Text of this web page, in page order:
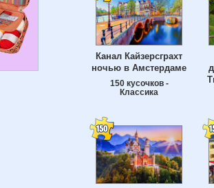
Канал Кайзерсграхт
ночью в Амстердаме
150 кусочков -
Классика